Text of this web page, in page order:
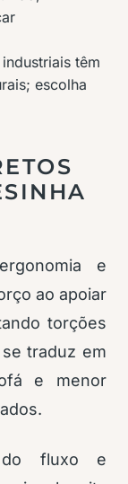
têm
escolha
e
ao apoiar
torções
traduz em
e menor
do fluxo e